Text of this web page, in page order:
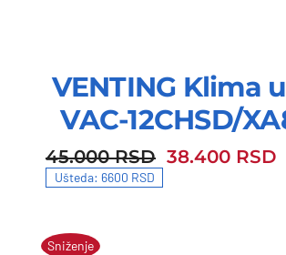
VENTING Klima
VAC-12CHSD/
45.000RSD
45.000 RSD. 38.400 RSD
38.400 RSD.
Ušteda: 6600 RSD
Sniženje